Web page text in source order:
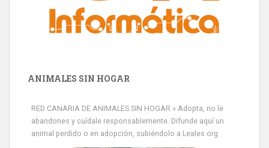
ANIMALES SIN HOGAR
RED CANARIA DE ANIMALES SIN HOGAR » Adopta, no le
abandones y cuídale responsablemente. Difunde aquí un
animal perdido o en adopción, subiéndolo a Leales.org